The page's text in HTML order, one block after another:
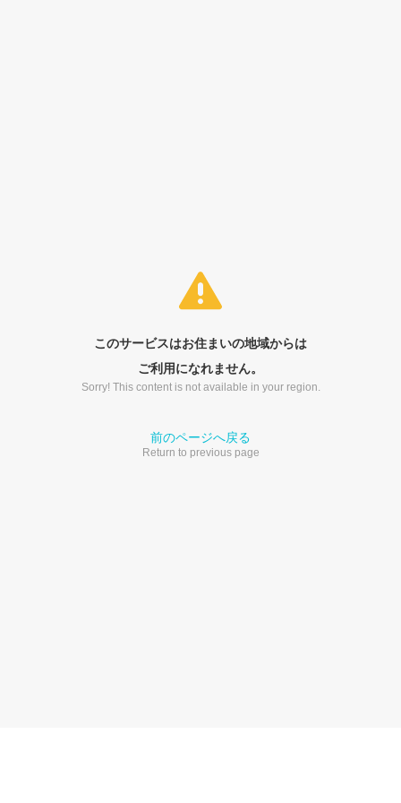
このサービスはお住まいの地域からは
ご利用になれません。
Sorry! This content is not available in your region.
前のページへ戻る
Return to previous page